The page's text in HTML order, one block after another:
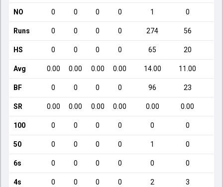
NO 0 0 0 0 1 0
Runs 0 0 0 0 274 56
HS 0 0 0 0 65 20
Avg 0.00 0.00 0.00 0.00 14.00 11.00
BF 0 0 0 0 96 23
SR 0.00 0.00 0.00 0.00 0.00 0.00
100 0 0 0 0 0 0
50 0 0 0 0 1 0
6s 0 0 0 0 0 0
4s 0 0 0 0 2 3